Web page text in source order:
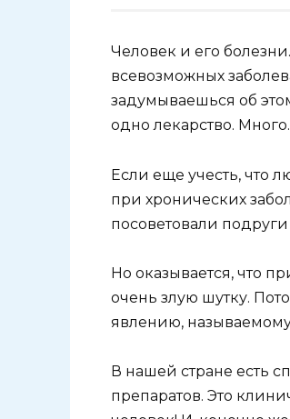
Человек и его
всевозможных
задумываешься об
одно лекарство.
Если еще учесть, что
при хронических
посоветовали
Но оказывается, что
очень злую шутку.
явлению,
В нашей стране есть
препаратов. Это